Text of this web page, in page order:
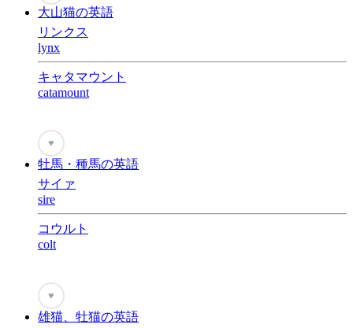
大山猫の英語
リンクス
lynx
キャタマウント
catamount
♥
牡馬・種馬の英語
サイァ
sire
コウルト
colt
♥
雄猫、牡猫の英語